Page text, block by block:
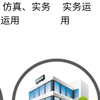
仿真、实务
运用
实务运
用